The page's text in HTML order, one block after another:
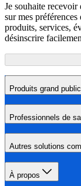
Je souhaite
sur mes
produits, services,
désinscrire
Produits grand public
Professionnels de
Autres solutions
À propos